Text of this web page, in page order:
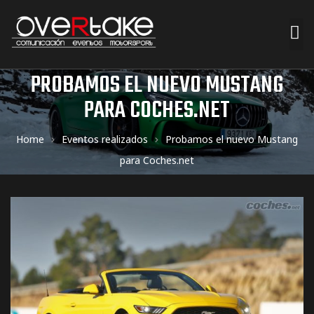
PROBAMOS EL NUEVO MUSTANG
PARA COCHES.NET
Home Eventos realizados
Probamos el nuevo Mustang
para Coches.net
de